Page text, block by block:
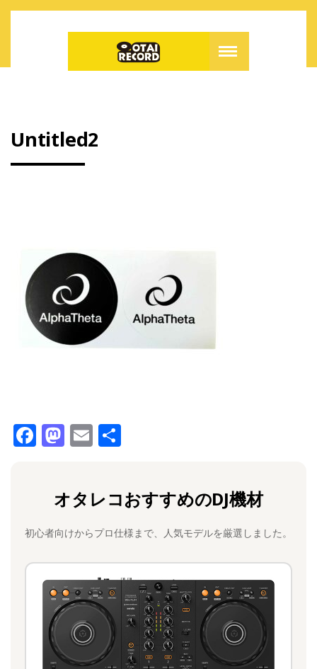
Untitled2
F
b
o
o
k
M
o
d
o
n
E
l
オタレコおすすめのDJ機材
初心者向けからプロ仕様まで、人気モデルを厳選しました。